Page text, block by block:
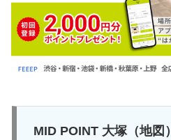
MID POINT 大塚（地図）